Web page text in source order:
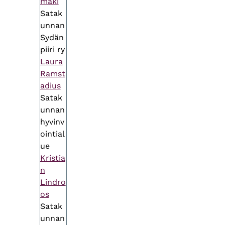
Satak
unnan
Sydän
piiri ry
Laura
Ramst
adius
Satak
unnan
hyvinv
ointial
ue
Kristia
n
Lindro
os
Satak
unnan